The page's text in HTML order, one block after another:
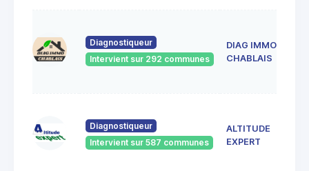
Diagnostiqueur
Intervient sur 292 communes
DIAG IMMO
CHABLAIS
Diagnostiqueur
Intervient sur 587 communes
ALTITUDE
EXPERT